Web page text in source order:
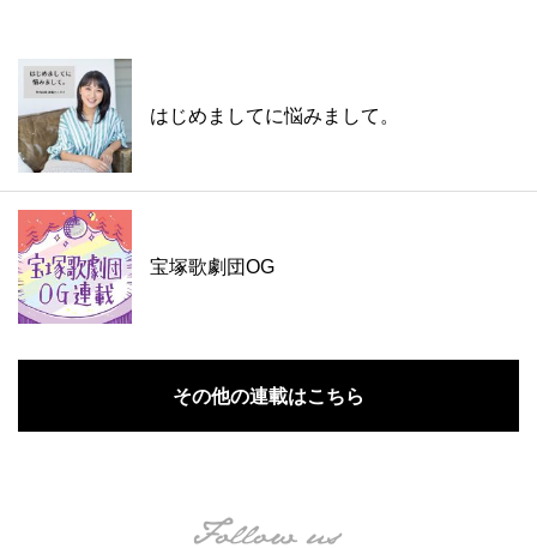
はじめましてに悩みまして。
宝塚歌劇団OG
その他の連載はこちら